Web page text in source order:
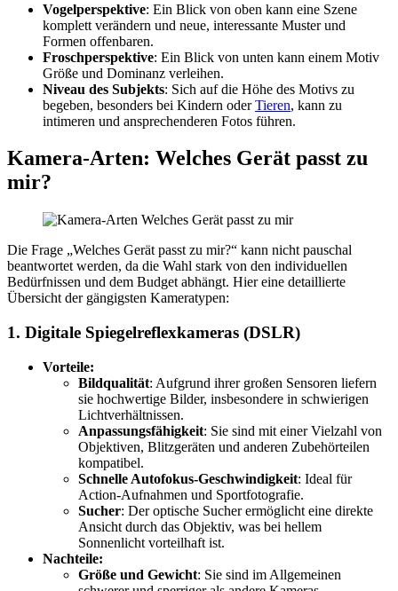
Vogelperspektive: Ein Blick von oben kann eine Szene
komplett verändern und neue, interessante Muster und
Formen offenbaren.
Froschperspektive: Ein Blick von unten kann einem Motiv
Größe und Dominanz verleihen.
Niveau des Subjekts: Sich auf die Höhe des Motivs zu
begeben, besonders bei Kindern oderTieren, kann zu
intimeren und ansprechenderen Fotos führen.
Kamera-Arten: Welches Gerät passt zu
mir?
Die Frage „Welches Gerät passt zu mir?“ kann nicht pauschal
beantwortet werden, da die Wahl stark von den individuellen
Bedürfnissen und dem Budget abhängt. Hier eine detaillierte
Übersicht der gängigsten Kameratypen:
1. Digitale Spiegelreflexkameras (DSLR)
Vorteile:
Bildqualität: Aufgrund ihrer großen Sensoren liefern
sie hochwertige Bilder, insbesondere in schwierigen
Lichtverhältnissen.
Anpassungsfähigkeit: Sie sind mit einer Vielzahl von
Objektiven, Blitzgeräten und anderen Zubehörteilen
kompatibel.
Schnelle Autofokus-Geschwindigkeit: Ideal für
Action-Aufnahmen und Sportfotografie.
Sucher: Der optische Sucher ermöglicht eine direkte
Ansicht durch das Objektiv, was bei hellem
Sonnenlicht vorteilhaft ist.
Nachteile:
Größe und Gewicht: Sie sind im Allgemeinen